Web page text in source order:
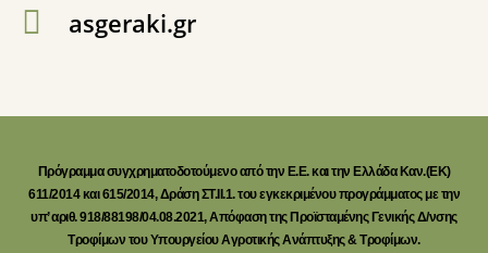
asgeraki.gr
Πρόγραμμα συγχρηματοδοτούμενο από την Ε.Ε. και την Ελλάδα Καν.(ΕΚ)
611/2014 και 615/2014, Δράση ΣΤ.ΙΙ.1. του εγκεκριμένου προγράμματος με την
υπ’ αριθ. 918/88198/04.08.2021, Απόφαση της Προϊσταμένης Γενικής Δ/νσης
Τροφίμων του Υπουργείου Αγροτικής Ανάπτυξης & Τροφίμων.